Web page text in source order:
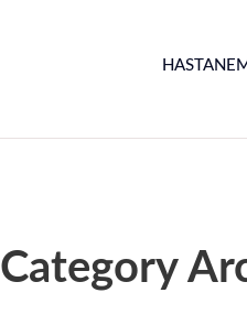
Category